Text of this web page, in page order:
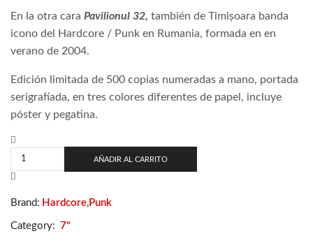
En la otra cara Pavilionul 32, también de Timișoara banda
icono del Hardcore / Punk en Rumania, formada en en
verano de 2004.
Edición limitada de 500 copias numeradas a mano, portada
serigrafíada, en tres colores diferentes de papel, incluye
póster y pegatina.
Cu
Și
AÑADIR AL CARRITO
Brand: Hardcore, Punk
Category: 7"